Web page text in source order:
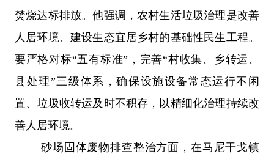
焚烧达标排放。他强调，农村生活垃圾治理是改善
人居环境、建设生态宜居乡村的基础性民生工程。
要严格对标“五有标准”，完善“村收集、乡转运、
县处理”三级体系，确保设施设备常态运行不闲
置、垃圾收转运及时不积存，以精细化治理持续改
善人居环境。
砂场固体废物排查整治方面，在马尼干戈镇